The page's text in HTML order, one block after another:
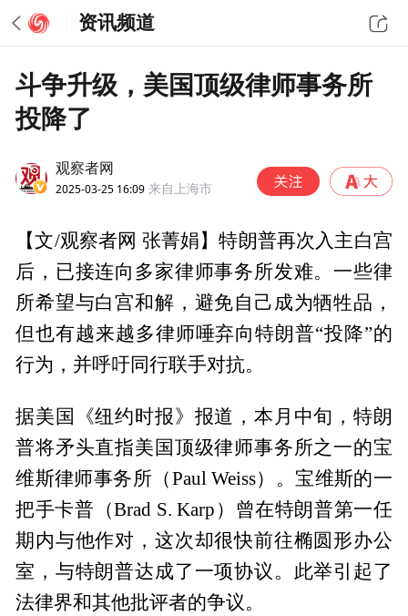
资讯频道
斗争升级，美国顶级律师事务所
投降了
观察者网
2025-03-25 16:09 来自上海市
【文/观察者网 张菁娟】特朗普再次入主白宫
后，已接连向多家律师事务所发难。一些律
所希望与白宫和解，避免自己成为牺牲品，
但也有越来越多律师唾弃向特朗普“投降”的
行为，并呼吁同行联手对抗。
据美国《纽约时报》报道，本月中旬，特朗
普将矛头直指美国顶级律师事务所之一的宝
维斯律师事务所（Paul Weiss）。宝维斯的一
把手卡普（Brad S. Karp）曾在特朗普第一任
期内与他作对，这次却很快前往椭圆形办公
室，与特朗普达成了一项协议。此举引起了
法律界和其他批评者的争议。